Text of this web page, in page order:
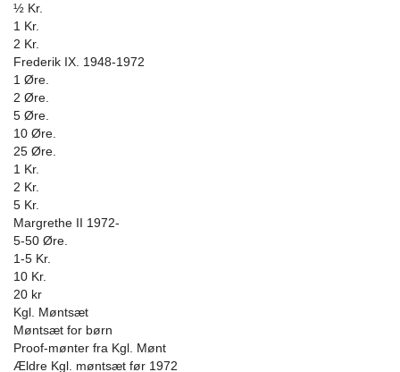
½ Kr.
1 Kr.
2 Kr.
Frederik IX. 1948-1972
1 Øre.
2 Øre.
5 Øre.
10 Øre.
25 Øre.
1 Kr.
2 Kr.
5 Kr.
Margrethe II 1972-
5-50 Øre.
1-5 Kr.
10 Kr.
20 kr
Kgl. Møntsæt
Møntsæt for børn
Proof-mønter fra Kgl. Mønt
Ældre Kgl. møntsæt før 1972